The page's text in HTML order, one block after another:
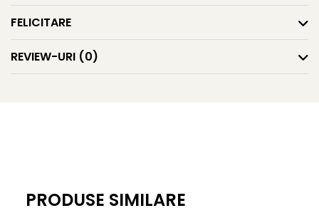
FELICITARE
REVIEW-URI (0)
PRODUSE SIMILARE